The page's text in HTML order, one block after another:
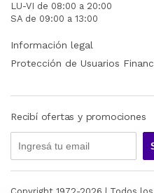
LU-VI de 08:00 a 20:00
SA de 09:00 a 13:00
Información legal
Protección de Usuarios
Recibí ofertas y promociones